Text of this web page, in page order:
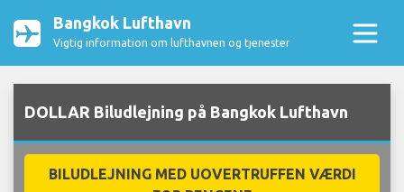
Bangkok Lufthavn
Vigtig information om lufthavnen og tjenester
DOLLAR Biludlejning på Bangkok Lufthavn
BILUDLEJNING MED UOVERTRUFFEN VÆRDI